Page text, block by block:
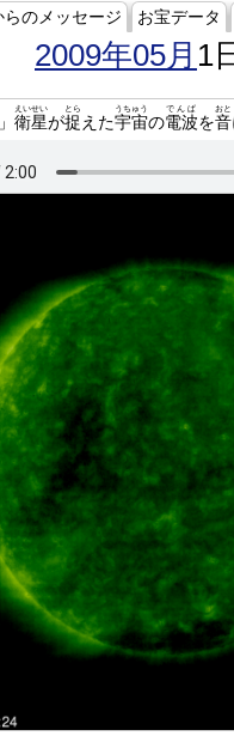
らのメッセージ お宝データ
2009年05月 1
衛星
えいせい
が捉
とら
えた宇宙
うちゅう
の電波
でんぱ
を音
おと